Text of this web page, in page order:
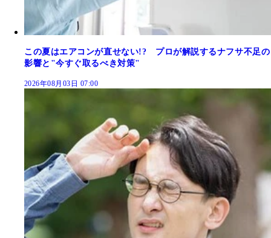
この夏はエアコンが直せない!? プロが解説するナフサ不足の
影響と"今すぐ取るべき対策"
2026年08月03日 07:00